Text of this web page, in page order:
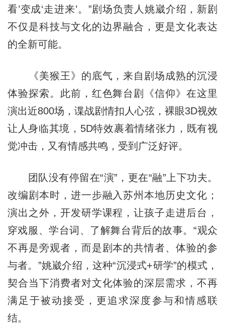
看’变成‘走进来’。”剧场负责人姚崴介绍，新剧
不仅是科技与文化的边界融合，更是文化表达
的全新可能。
《美猴王》的底气，来自剧场成熟的沉浸
体验探索。此前，红色舞台剧《信仰》在这里
演出近800场，谍战剧情扣人心弦，裸眼3D视效
让人身临其境，5D特效裹着情绪张力，既有视
觉冲击，又有情感共鸣，受到广泛好评。
团队没有停留在“演”，更在“融”上下功夫。
改编剧本时，进一步融入苏州本地历史文化；
演出之外，开发研学课程，让孩子走进后台，
穿戏服、学台词、了解舞台背后的故事。“观众
不再是旁观者，而是剧本的共情者、体验的参
与者。”姚崴介绍，这种“沉浸式+研学”的模式，
契合当下消费者对文化体验的深层需求，不再
满足于被动接受，更追求深度参与和情感联
结。